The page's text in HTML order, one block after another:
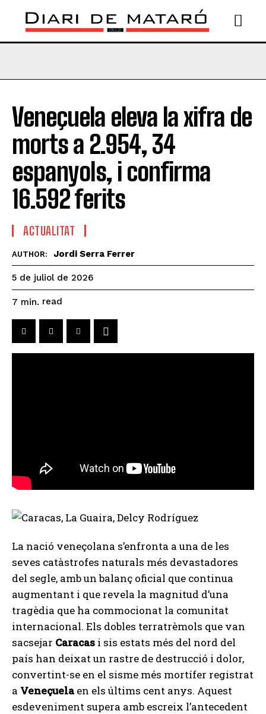
Veneçuela eleva la xifra de
morts a 2.954, 34
espanyols, i confirma
16.592 ferits
ACTUALITAT
AUTHOR: Jordi Serra Ferrer
5 de juliol de 2026
7 min. read
La nació veneçolana s’enfronta a una de les
seves catàstrofes naturals més devastadores
del segle, amb un balanç oficial que continua
augmentant i que revela la magnitud d’una
tragèdia que ha commocionat la comunitat
internacional. Els dobles terratrèmols que van
sacsejar Caracas i sis estats més del nord del
país han deixat un rastre de destrucció i dolor,
convertint-se en el sisme més mortífer registrat
a Veneçuelaen els últims cent anys. Aquest
esdeveniment supera amb escreix l’antecedent